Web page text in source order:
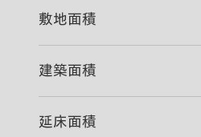
敷地面積
建築面積
延床面積